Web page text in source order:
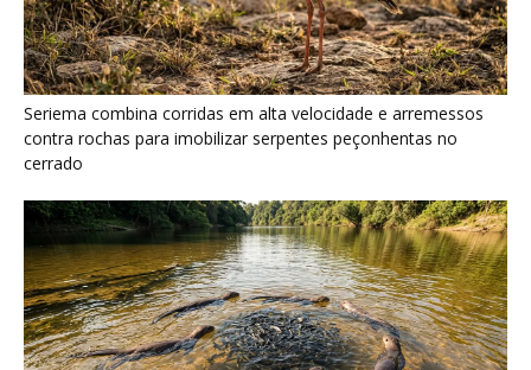
Ariranha sincroniza caça coletiva com vocalização subaquática
e cerca cardumes em rios rasos da Amazônia